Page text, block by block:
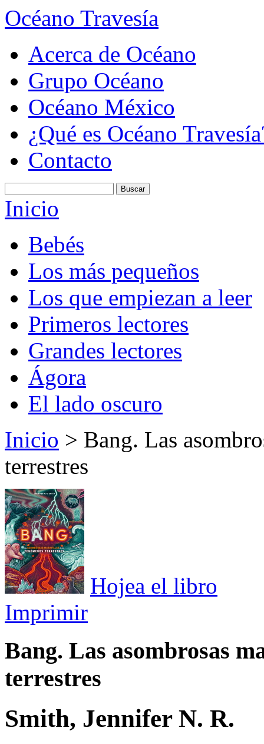
Océano Travesía
Acerca de Océano
Grupo Océano
Océano México
¿Qué es Océano
Contacto
Inicio
Bebés
Los más pequeños
Los que empiezan a leer
Primeros lectores
Grandes lectores
Ágora
El lado oscuro
Inicio > Bang. Las
terrestres
Hojea el libro
Imprimir
Bang. Las asombrosas
terrestres
Smith, Jennifer N. R.